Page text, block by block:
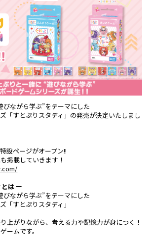
199.44 億
るぅと
ななもり。
タケヤキ翔
びながら学ぶ”をテーマにした
「すとぷりスタディ」の発売が決定いたしまし
設ページがオープン!!
掲載していきます！
は ー
びながら学ぶ”をテーマにした
「すとぷりスタディ」
上がりながら、考える力や記憶力が身につく！
ームです。